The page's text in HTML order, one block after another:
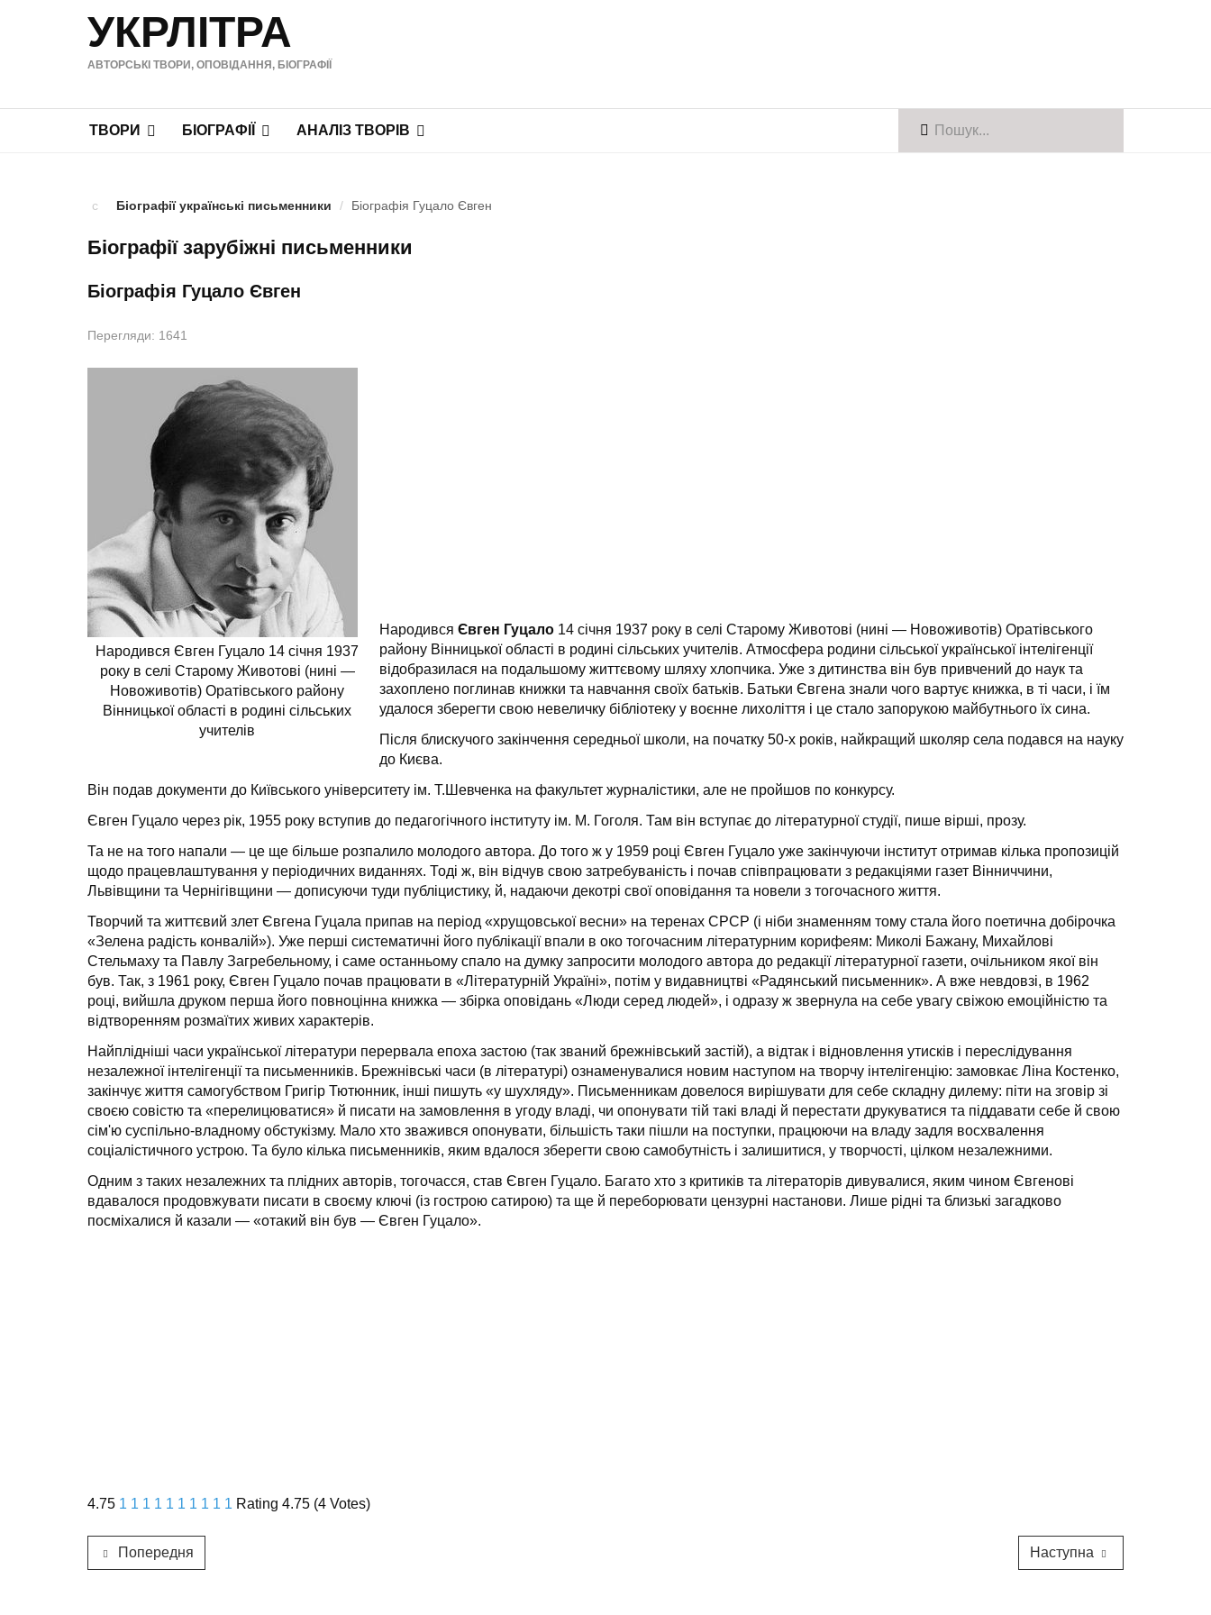
УКРЛІТРА
АВТОРСЬКІ ТВОРИ, ОПОВІДАННЯ, БІОГРАФІЇ
ТВОРИ БІОГРАФІЇ АНАЛІЗ ТВОРІВ
Біографії українські письменники / Біографія Гуцало Євген
Біографії зарубіжні письменники
Біографія Гуцало Євген
Перегляди: 1641
Народився Євген Гуцало 14 січня 1937
року в селі Старому Животові (нині —
Новоживотів) Оратівського району
Вінницької області в родині сільських
учителів
Народився Євген Гуцало 14 січня 1937 року в селі Старому Животові (нині — Новоживотів) Оратівського
району Вінницької області в родині сільських учителів. Атмосфера родини сільської української інтелігенції
відобразилася на подальшому життєвому шляху хлопчика. Уже з дитинства він був привчений до наук та
захоплено поглинав книжки та навчання своїх батьків. Батьки Євгена знали чого вартує книжка, в ті часи, і їм
удалося зберегти свою невеличку бібліотеку у воєнне лихоліття і це стало запорукою майбутнього їх сина.
Після блискучого закінчення середньої школи, на початку 50-х років, найкращий школяр села подався на науку
до Києва.
Він подав документи до Київського університету ім. Т.Шевченка на факультет журналістики, але не пройшов по конкурсу.
Євген Гуцало через рік, 1955 року вступив до педагогічного інституту ім. М. Гоголя. Там він вступає до літературної студії, пише вірші, прозу.
Та не на того напали — це ще більше розпалило молодого автора. До того ж у 1959 році Євген Гуцало уже закінчуючи інститут отримав кілька пропозицій
щодо працевлаштування у періодичних виданнях. Тоді ж, він відчув свою затребуваність і почав співпрацювати з редакціями газет Вінниччини,
Львівщини та Чернігівщини — дописуючи туди публіцистику, й, надаючи декотрі свої оповідання та новели з тогочасного життя.
Творчий та життєвий злет Євгена Гуцала припав на період «хрущовської весни» на теренах СРСР (і ніби знаменням тому стала його поетична добірочка
«Зелена радість конвалій»). Уже перші систематичні його публікації впали в око тогочасним літературним корифеям: Миколі Бажану, Михайлові
Стельмаху та Павлу Загребельному, і саме останньому спало на думку запросити молодого автора до редакції літературної газети, очільником якої він
був. Так, з 1961 року, Євген Гуцало почав працювати в «Літературній Україні», потім у видавництві «Радянський письменник». А вже невдовзі, в 1962
році, вийшла друком перша його повноцінна книжка — збірка оповідань «Люди серед людей», і одразу ж звернула на себе увагу свіжою емоційністю та
відтворенням розмаїтих живих характерів.
Найплідніші часи української літератури перервала епоха застою (так званий брежнівський застій), а відтак і відновлення утисків і переслідування
незалежної інтелігенції та письменників. Брежнівські часи (в літературі) ознаменувалися новим наступом на творчу інтелігенцію: замовкає Ліна Костенко,
закінчує життя самогубством Григір Тютюнник, інші пишуть «у шухляду». Письменникам довелося вирішувати для себе складну дилему: піти на зговір зі
своєю совістю та «перелицюватися» й писати на замовлення в угоду владі, чи опонувати тій такі владі й перестати друкуватися та піддавати себе й свою
сім'ю суспільно-владному обстукізму. Мало хто зважився опонувати, більшість таки пішли на поступки, працюючи на владу задля восхвалення
соціалістичного устрою. Та було кілька письменників, яким вдалося зберегти свою самобутність і залишитися, у творчості, цілком незалежними.
Одним з таких незалежних та плідних авторів, тогочасся, став Євген Гуцало. Багато хто з критиків та літераторів дивувалися, яким чином Євгенові
вдавалося продовжувати писати в своєму ключі (із гострою сатирою) та ще й переборювати цензурні настанови. Лише рідні та близькі загадково
посміхалися й казали — «отакий він був — Євген Гуцало».
4.75 1 1 1 1 1 1 1 1 1 1 Rating 4.75 (4 Votes)
Попередня Наступна